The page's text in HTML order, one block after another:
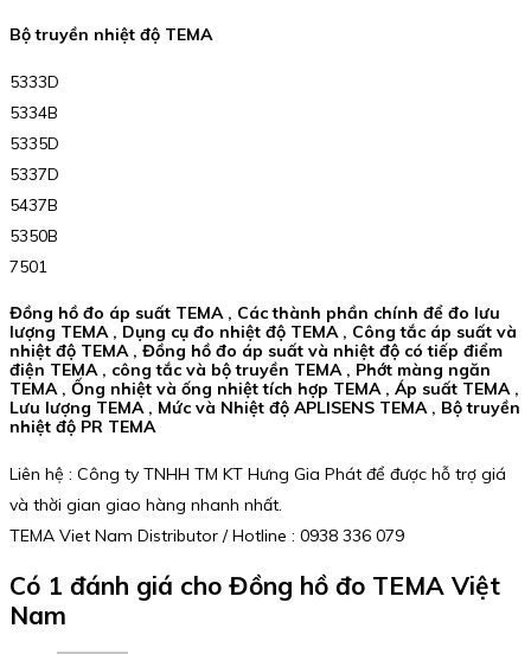
Bộ truyền nhiệt độ TEMA
5333D
5334B
5335D
5337D
5437B
5350B
7501
Đồng hồ đo áp suất TEMA , Các thành phần chính để đo lưu
lượng TEMA , Dụng cụ đo nhiệt độ TEMA , Công tắc áp suất và
nhiệt độ TEMA , Đồng hồ đo áp suất và nhiệt độ có tiếp điểm
điện TEMA , công tắc và bộ truyền TEMA , Phớt màng ngăn
TEMA , Ống nhiệt và ống nhiệt tích hợp TEMA , Áp suất TEMA ,
Lưu lượng TEMA , Mức và Nhiệt độ APLISENS TEMA , Bộ truyền
nhiệt độ PR TEMA
Liên hệ : Công ty TNHH TM KT Hưng Gia Phát để được hỗ trợ giá
và thời gian giao hàng nhanh nhất.
TEMA Viet Nam Distributor / Hotline : 0938 336 079
Có 1 đánh giá cho Đồng hồ đo TEMA Việt
Nam